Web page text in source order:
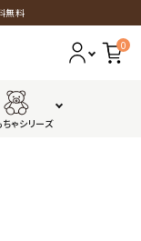
無料
0
ちゃシリーズ